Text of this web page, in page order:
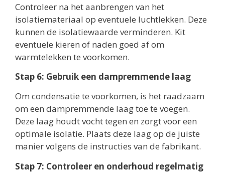
Controleer na het aanbrengen van het
isolatiemateriaal op eventuele luchtlekken. Deze
kunnen de isolatiewaarde verminderen. Kit
eventuele kieren of naden goed af om
warmtelekken te voorkomen.
Stap 6: Gebruik een dampremmende laag
Om condensatie te voorkomen, is het raadzaam
om een dampremmende laag toe te voegen.
Deze laag houdt vocht tegen en zorgt voor een
optimale isolatie. Plaats deze laag op de juiste
manier volgens de instructies van de fabrikant.
Stap 7: Controleer en onderhoud regelmatig